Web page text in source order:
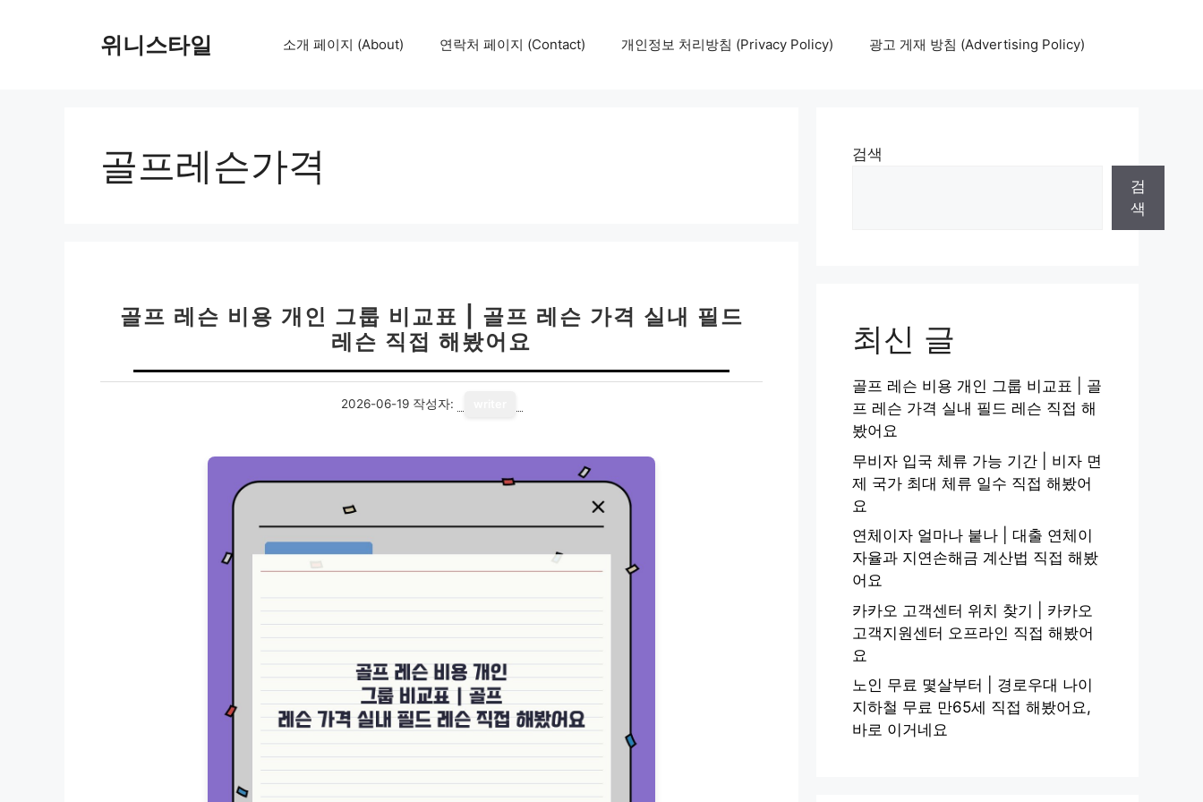
위니스타일 소개 페이지 (About) 연락처 페이지 (Contact) 개인정보 처리방침 (Privacy Policy) 광고 게재 방침 (Advertising Policy)
골프레슨가격
골프 레슨 비용 개인 그룹 비교표 | 골프 레슨 가격 실내 필드
레슨 직접 해봤어요
2026-06-19 작성자:
검색
검
색
최신 글
골프 레슨 비용 개인 그룹 비교표 | 골
프 레슨 가격 실내 필드 레슨 직접 해
봤어요
무비자 입국 체류 가능 기간 | 비자 면
제 국가 최대 체류 일수 직접 해봤어
요
연체이자 얼마나 붙나 | 대출 연체이
자율과 지연손해금 계산법 직접 해봤
어요
카카오 고객센터 위치 찾기 | 카카오
고객지원센터 오프라인 직접 해봤어
요
노인 무료 몇살부터 | 경로우대 나이
지하철 무료 만65세 직접 해봤어요,
바로 이거네요